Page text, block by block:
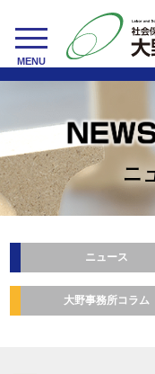
toggle
navigation
MENU
ニ
ニュース
大野事務所コラム